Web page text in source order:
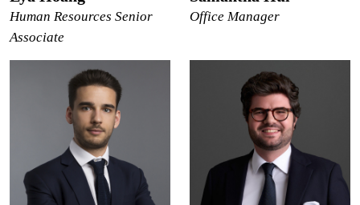
Human Resources Senior
Associate
Office Manager